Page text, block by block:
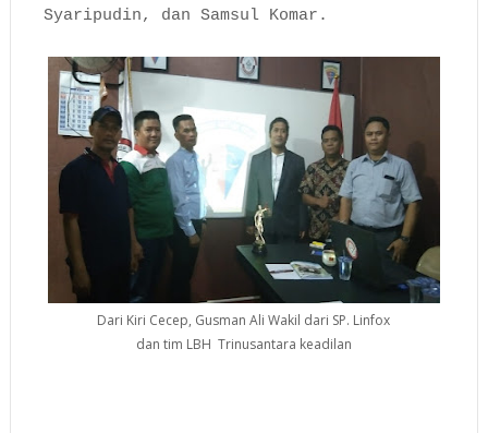
Syaripudin, dan Samsul Komar.
Dari Kiri Cecep, Gusman Ali Wakil dari SP. Linfox
dan tim LBH Trinusantara keadilan